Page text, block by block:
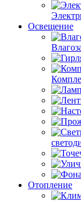
Освещение
Отопление